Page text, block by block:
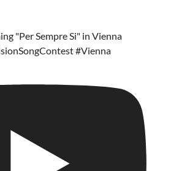
"Per Sempre Si" in Vienna
#Vienna